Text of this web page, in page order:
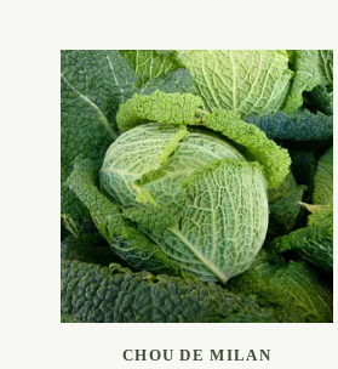
LIRE LA SUITE
CHOU DE MILAN